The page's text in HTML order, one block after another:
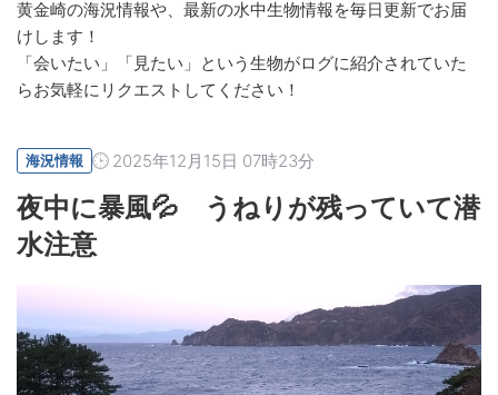
黄金崎の海況情報や、最新の水中生物情報を毎日更新でお届
けします！
「会いたい」「見たい」という生物がログに紹介されていた
らお気軽にリクエストしてください！
海況情報 2025年12月15日 07時23分
夜中に暴風💦 うねりが残っていて潜
水注意